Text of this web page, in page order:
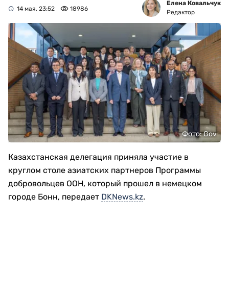
14 мая, 23:52 18986
Елена Ковальчук
Редактор
Фото: Gov
Казахстанская делегация приняла участие в
круглом столе азиатских партнеров Программы
добровольцев ООН, который прошел в немецком
городе Бонн, передает DKNews.kz.